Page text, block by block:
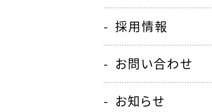
採用情報
お問い合わせ
お知らせ